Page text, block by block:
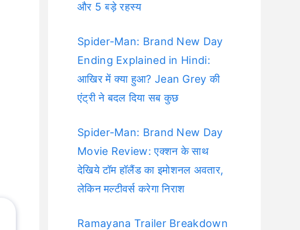
और 5 बड़े रहस्य
Spider-Man: Brand New Day
Ending Explained in Hindi:
आखिर में क्या हुआ? Jean Grey की
एंट्री ने बदल दिया सब कुछ
Spider-Man: Brand New Day
Movie Review: एक्शन के साथ
देखिये टॉम हॉलैंड का इमोशनल अवतार,
लेकिन मल्टीवर्स करेगा निराश
Ramayana Trailer Breakdown